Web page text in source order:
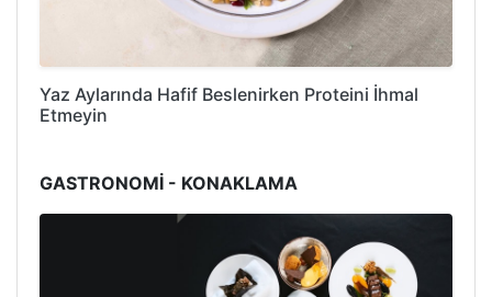
Yaz Aylarında Hafif Beslenirken Proteini İhmal
Etmeyin
GASTRONOMİ - KONAKLAMA